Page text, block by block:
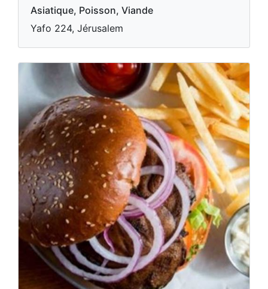
Asiatique, Poisson, Viande
Yafo 224, Jérusalem